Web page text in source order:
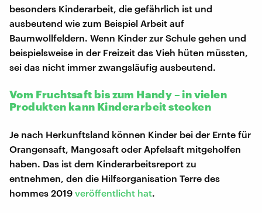
besonders Kinderarbeit, die gefährlich ist und
ausbeutend wie zum Beispiel Arbeit auf
Baumwollfeldern. Wenn Kinder zur Schule gehen und
beispielsweise in der Freizeit das Vieh hüten müssten,
sei das nicht immer zwangsläufig ausbeutend.
Vom Fruchtsaft bis zum Handy – in vielen
Produkten kann Kinderarbeit stecken
Je nach Herkunftsland können Kinder bei der Ernte für
Orangensaft, Mangosaft oder Apfelsaft mitgeholfen
haben. Das ist dem Kinderarbeitsreport zu
entnehmen, den die Hilfsorganisation Terre des
hommes 2019 veröffentlicht hat.